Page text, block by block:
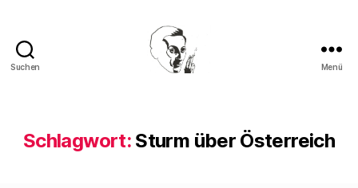
Suchen Menü
Schlagwort: Sturm über Österreich